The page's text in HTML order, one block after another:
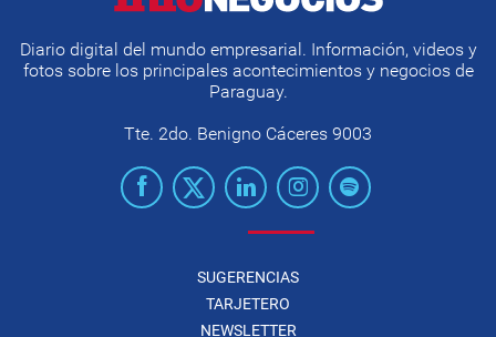
Diario digital del mundo empresarial. Información, videos y
fotos sobre los principales acontecimientos y negocios de
Paraguay.
Tte. 2do. Benigno Cáceres 9003
SUGERENCIAS
TARJETERO
NEWSLETTER